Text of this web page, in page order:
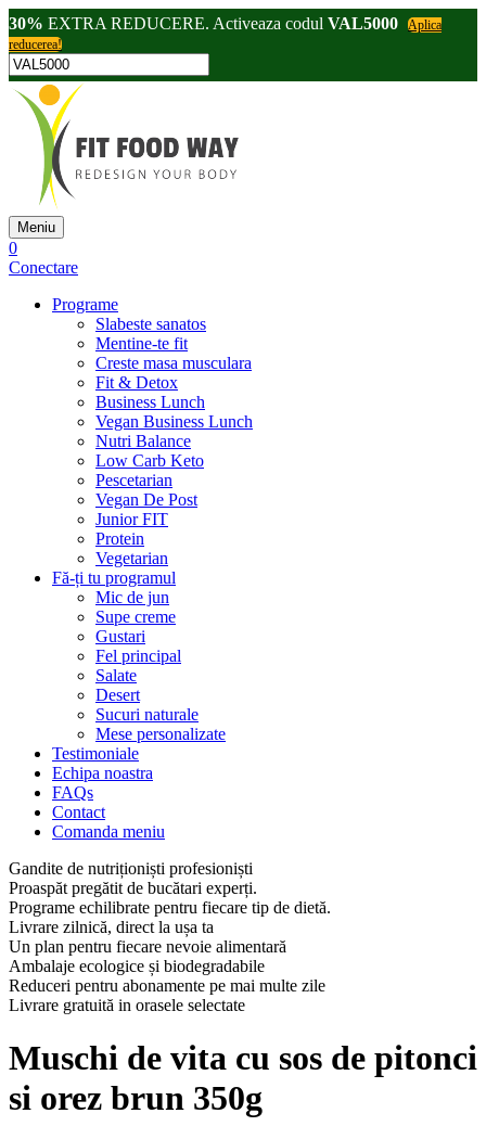
30% EXTRA REDUCERE. Activeaza codul VAL5000
Aplica
reducerea!
Meniu
0
Conectare
Programe
Slabeste sanatos
Mentine-te fit
Creste masa musculara
Fit & Detox
Business Lunch
Vegan Business Lunch
Nutri Balance
Low Carb Keto
Pescetarian
Vegan De Post
Junior FIT
Protein
Vegetarian
Fă-ți tu programul
Mic de jun
Supe creme
Gustari
Fel principal
Salate
Desert
Sucuri naturale
Mese personalizate
Testimoniale
Echipa noastra
FAQs
Contact
Comanda meniu
Gandite de nutriționiști profesioniști
Proaspăt pregătit de bucătari experți.
Programe echilibrate pentru fiecare tip de dietă.
Livrare zilnică, direct la ușa ta
Un plan pentru fiecare nevoie alimentară
Ambalaje ecologice și biodegradabile
Reduceri pentru abonamente pe mai multe zile
Livrare gratuită in orasele selectate
Muschi de vita cu sos de pitonci
si orez brun 350g